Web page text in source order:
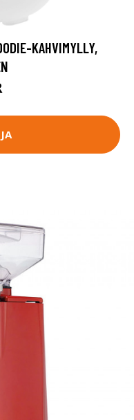
KAHVIMYLLY,